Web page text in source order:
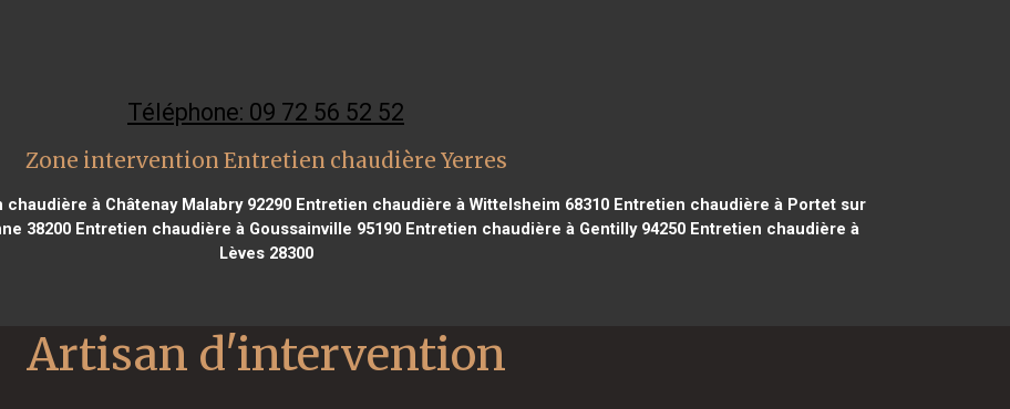
Téléphone: 09 72 56 52 52
Zone intervention Entretien chaudière Yerres
à Châtenay Malabry 92290Entretien chaudière à Wittelsheim 68310Entretien chaudière à Portet sur
38200Entretien chaudière à Goussainville 95190Entretien chaudière à Gentilly 94250Entretien chaudière à
Lèves 28300
Artisan d'intervention